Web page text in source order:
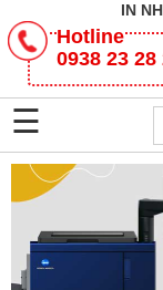
IN
Hotline
0938 23 28
CÔNG
TY
TNHH
TM
DV
HẢI
ANH
SẢN
☰